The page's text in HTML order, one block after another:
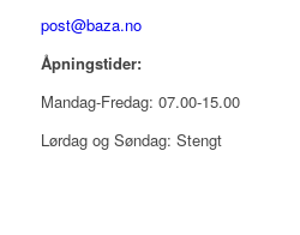
post@baza.no
Åpningstider:
Mandag-Fredag: 07.00-15.00
Lørdag og Søndag: Stengt